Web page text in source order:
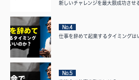
新しいチャレンジを最大限成功させ
No.4
仕事を辞めて起業するタイミングは
No.5